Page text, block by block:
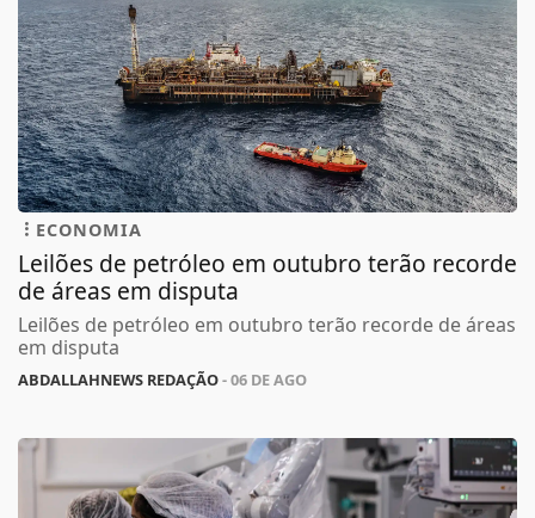
ECONOMIA
Leilões de petróleo em outubro terão recorde
de áreas em disputa
Leilões de petróleo em outubro terão recorde de áreas
em disputa
ABDALLAHNEWS REDAÇÃO- 06 DE AGO